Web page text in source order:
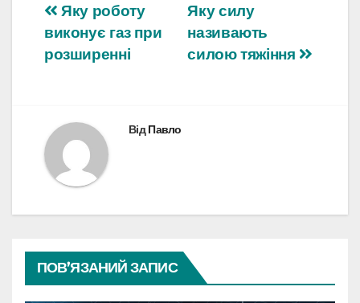
Навігація
записів
Яку силу
називають
силою тяжіння
Яку роботу
виконує газ при
розширенні
ВідПавло
ПОВ’ЯЗАНИЙ ЗАПИС